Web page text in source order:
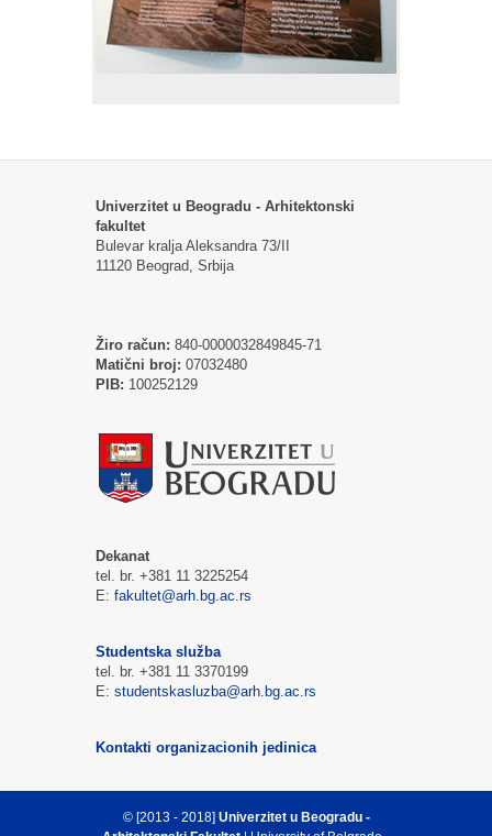
Univerzitet u Beogradu - Arhitektonski
fakultet
Bulevar kralja Aleksandra 73/II
11120 Beograd, Srbija
Žiro račun: 840-0000032849845-71
Matični broj: 07032480
PIB: 100252129
Dekanat
tel. br. +381 11 3225254
E: fakultet@arh.bg.ac.rs
Studentska služba
tel. br. +381 11 3370199
E: studentskasluzba@arh.bg.ac.rs
Kontakti organizacionih jedinica
© [2013 - 2018] Univerzitet u Beogradu -